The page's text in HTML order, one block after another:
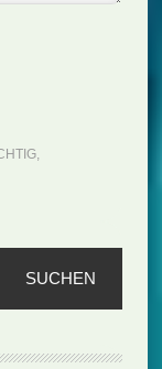
,
SUCHEN